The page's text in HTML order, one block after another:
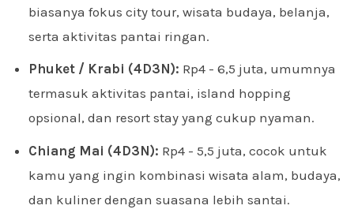
biasanya fokus city tour, wisata budaya, belanja,
serta aktivitas pantai ringan.
Phuket / Krabi (4D3N): Rp4 - 6,5 juta, umumnya
termasuk aktivitas pantai, island hopping
opsional, dan resort stay yang cukup nyaman.
Chiang Mai (4D3N): Rp4 - 5,5 juta, cocok untuk
kamu yang ingin kombinasi wisata alam, budaya,
dan kuliner dengan suasana lebih santai.